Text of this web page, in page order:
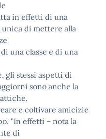
in effetti di una
di mettere alla
una classe e di una
gli stessi aspetti di
sono anche la
e coltivare amicizie
“In effetti – nota la
di